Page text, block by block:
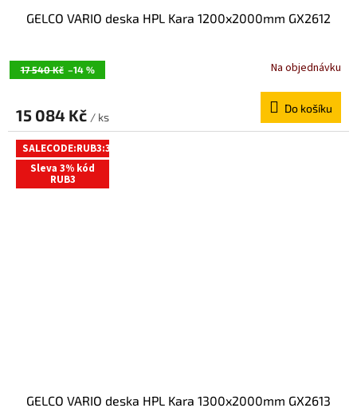
17 540 Kč –14 %
GELCO VARIO deska HPL Kara 1200x2000mm GX2612
Na objednávku
15 084 Kč / ks
Do košíku
SALECODE:RUB3:3:%
Sleva 3% kód
RUB3
GELCO VARIO deska HPL Kara 1300x2000mm GX2613